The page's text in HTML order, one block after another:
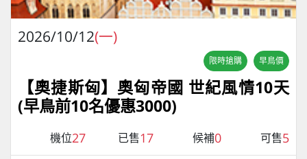
2026/10/12(一)
限時搶購 早鳥價
【奧捷斯匈】奧匈帝國 世紀風情10天
(早鳥前10名優惠3000)
機位27 已售17 候補0 可售5